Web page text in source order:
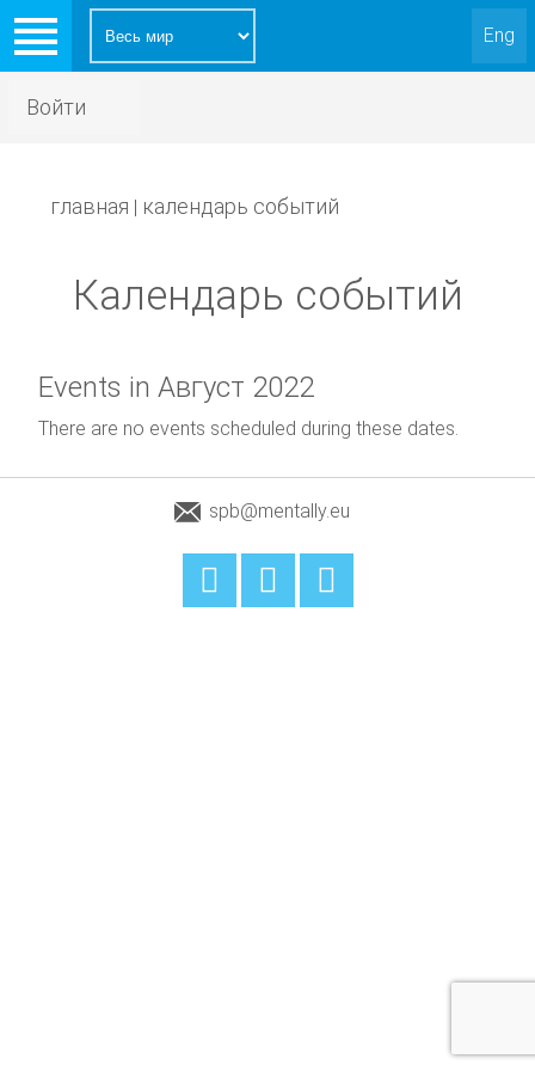
Eng
Войти
главная | календарь событий
Календарь событий
Events in Август 2022
There are no events scheduled during these dates.
spb@mentally.eu